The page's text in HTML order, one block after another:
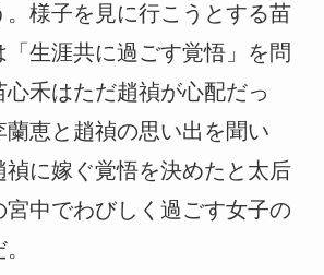
。様子を見に行こうとする苗
生涯共に過ごす覚悟」を問
禾はただ趙禎が心配だっ
蘭恵と趙禎の思い出を聞い
禎に嫁ぐ覚悟を決めたと太后
宮中でわびしく過ごす女子の